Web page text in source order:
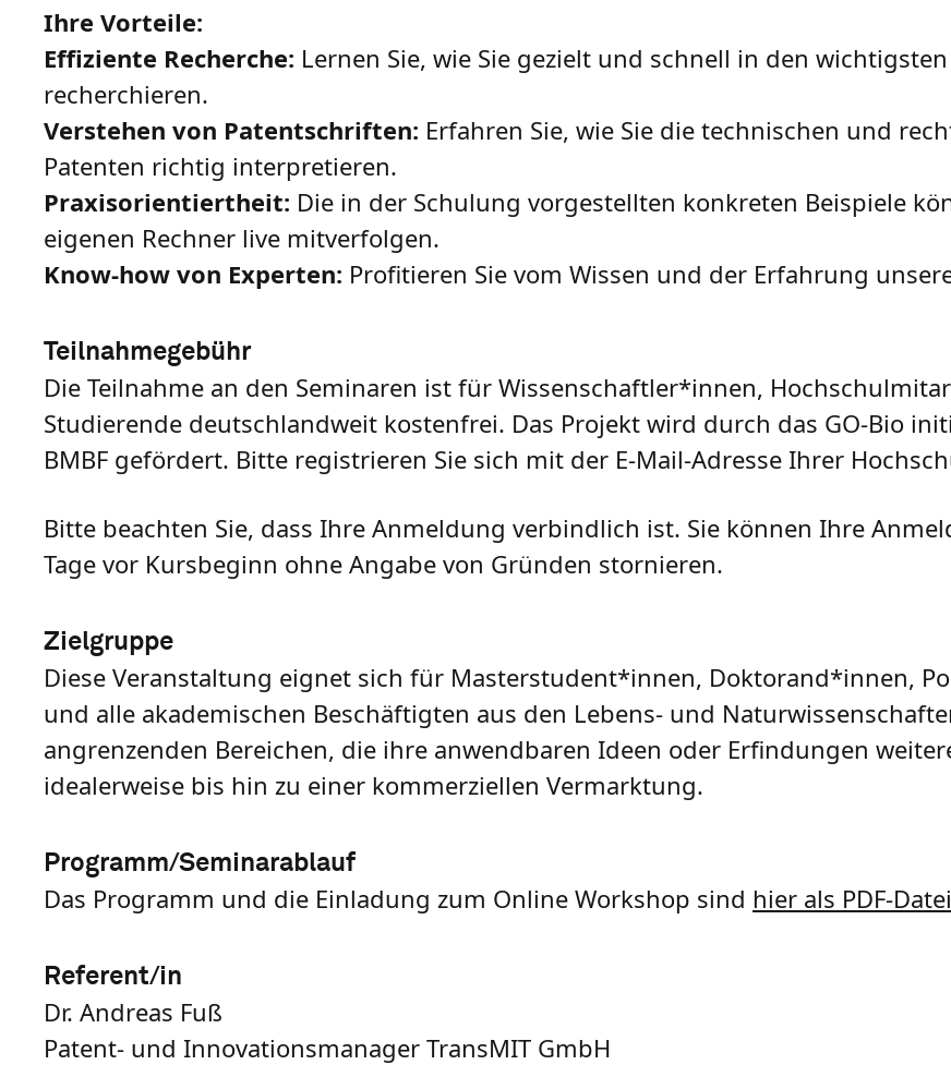
Ihre Vorteile:
Effiziente Recherche: Lernen Sie, wie Sie gezielt und schnell in den
recherchieren.
Verstehen von Patentschriften: Erfahren Sie, wie Sie die technischen und
Patenten richtig interpretieren.
Praxisorientiertheit: Die in der Schulung vorgestellten konkreten Beispiele
eigenen Rechner live mitverfolgen.
Know-how von Experten: Profitieren Sie vom Wissen und der Erfahrung
Teilnahmegebühr
Die Teilnahme an den Seminaren ist für Wissenschaftler*innen,
Studierende deutschlandweit kostenfrei. Das Projekt wird durch das GO-Bio
BMBF gefördert. Bitte registrieren Sie sich mit der E-Mail-Adresse Ihrer
Bitte beachten Sie, dass Ihre Anmeldung verbindlich ist. Sie können Ihre
Tage vor Kursbeginn ohne Angabe von Gründen stornieren.
Zielgruppe
Diese Veranstaltung eignet sich für Masterstudent*innen, Doktorand*innen,
und alle akademischen Beschäftigten aus den Lebens- und
angrenzenden Bereichen, die ihre anwendbaren Ideen oder Erfindungen
idealerweise bis hin zu einer kommerziellen Vermarktung.
Programm/Seminarablauf
Das Programm und die Einladung zum Online Workshop sind hier als PDF-Datei
Referent/in
Dr. Andreas Fuß
Patent- und Innovationsmanager TransMIT GmbH